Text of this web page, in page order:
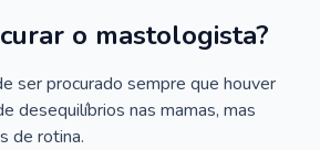
o mastologista?
ser procurado sempre que houver
desequilíbrios nas mamas, mas
de rotina.